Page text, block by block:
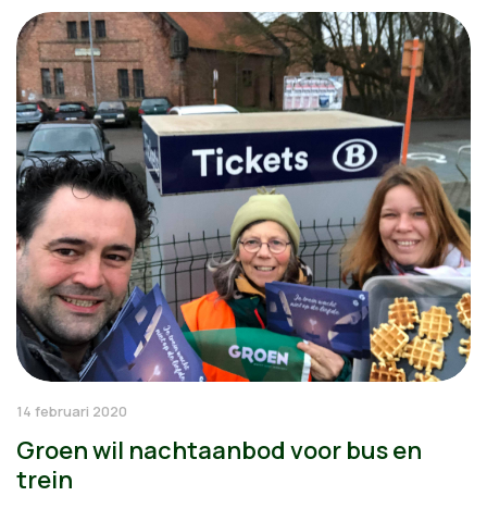
14 februari 2020
Groen wil nachtaanbod voor bus en
trein